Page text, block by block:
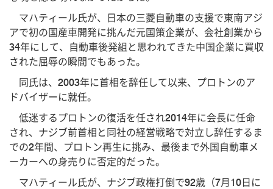
マハティール氏が、日本の三菱自動車の支援で東南アジ
アで初の国産車開発に挑んだ元国策企業が、会社創業から
34年にして、自動車後発組と思われてきた中国企業に買収
された屈辱の瞬間でもあった。
同氏は、2003年に首相を辞任して以来、プロトンのア
ドバイザーに就任。
低迷するプロトンの復活を任され2014年に会長に任命
され、ナジブ前首相と同社の経営戦略で対立し辞任するま
での2年間、プロトン再生に挑み、最後まで外国自動車メ
ーカーへの身売りに否定的だった。
マハティール氏が、ナジブ政権打倒で92歳（7月10日に